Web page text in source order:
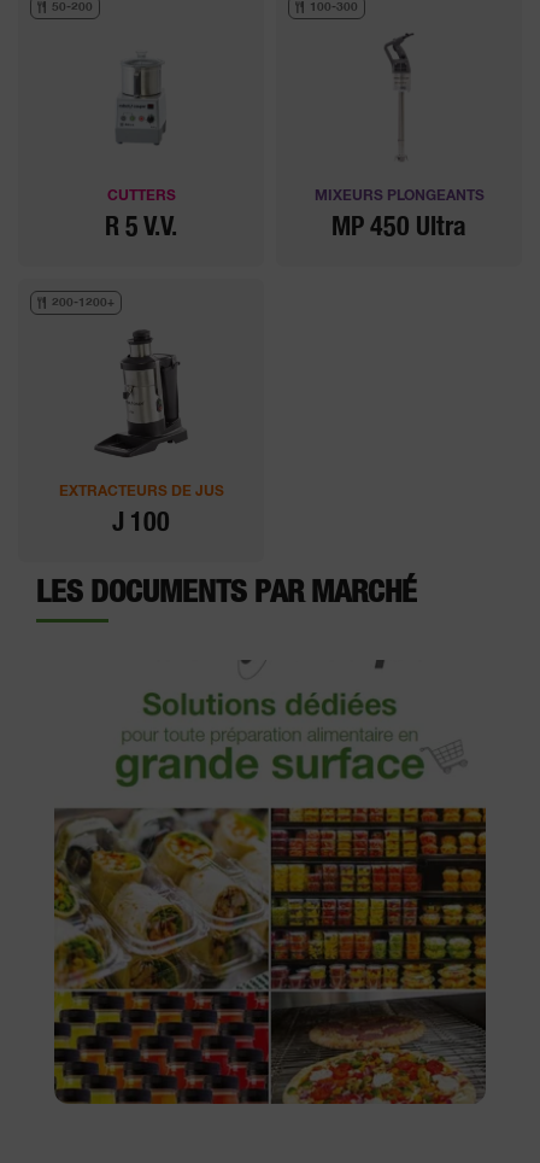
50-200
CUTTERS
R 5 V.V.
100-300
MIXEURS PLONGEANTS
MP 450 Ultra
200-1200+
EXTRACTEURS DE JUS
J 100
LES DOCUMENTS PAR MARCHÉ